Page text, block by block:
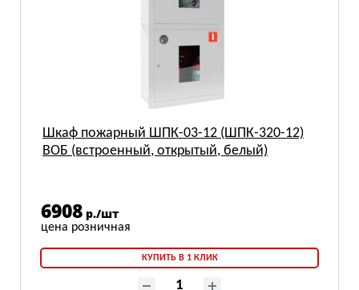
Шкаф пожарный ШПК-03-12 (ШПК-320-12)
ВОБ (встроенный, открытый, белый)
6908 р./шт
КУПИТЬ В 1 КЛИК